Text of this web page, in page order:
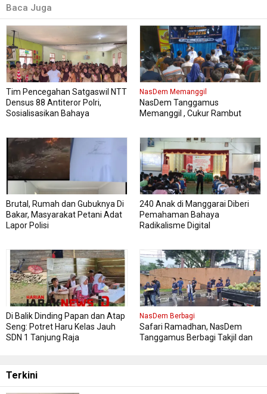
Baca Juga
Tim Pencegahan Satgaswil NTT
Densus 88 Antiteror Polri,
Sosialisasikan Bahaya
(IRET), Pada 339 siswa kelas XI
dan XII MAN Manggarai Barat
NasDem Memanggil
NasDem Tanggamus
Memanggil , Cukur Rambut
Brutal, Rumah dan Gubuknya Di
Bakar, Masyarakat Petani Adat
Lapor Polisi
240 Anak di Manggarai Diberi
Pemahaman Bahaya
Radikalisme Digital
Di Balik Dinding Papan dan Atap
Seng: Potret Haru Kelas Jauh
SDN 1 Tanjung Raja
NasDem Berbagi
Safari Ramadhan, NasDem
Tanggamus Berbagi Takjil dan
Terkini